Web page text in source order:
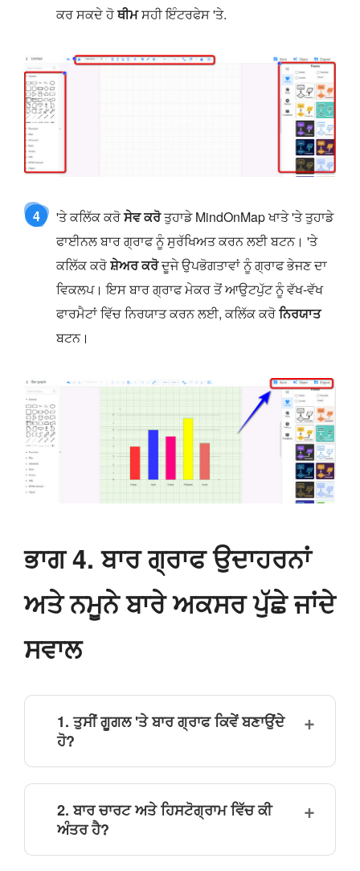
ਕਰ ਸਕਦੇ ਹੋਥੀਮਸਹੀ ਇੰਟਰਫੇਸ 'ਤੇ.
4 'ਤੇ ਕਲਿੱਕ ਕਰੋਸੇਵ ਕਰੋਤੁਹਾਡੇ MindOnMap ਖਾਤੇ 'ਤੇ ਤੁਹਾਡੇ
ਫਾਈਨਲ ਬਾਰ ਗ੍ਰਾਫ ਨੂੰ ਸੁਰੱਖਿਅਤ ਕਰਨ ਲਈ ਬਟਨ। 'ਤੇ
ਕਲਿੱਕ ਕਰੋਸ਼ੇਅਰ ਕਰੋਦੂਜੇ ਉਪਭੋਗਤਾਵਾਂ ਨੂੰ ਗ੍ਰਾਫ ਭੇਜਣ ਦਾ
ਵਿਕਲਪ। ਇਸ ਬਾਰ ਗ੍ਰਾਫ ਮੇਕਰ ਤੋਂ ਆਉਟਪੁੱਟ ਨੂੰ ਵੱਖ-ਵੱਖ
ਫਾਰਮੈਟਾਂ ਵਿੱਚ ਨਿਰਯਾਤ ਕਰਨ ਲਈ, ਕਲਿੱਕ ਕਰੋਨਿਰਯਾਤ
ਬਟਨ।
ਭਾਗ 4. ਬਾਰ ਗ੍ਰਾਫ ਉਦਾਹਰਨਾਂ
ਅਤੇ ਨਮੂਨੇ ਬਾਰੇ ਅਕਸਰ ਪੁੱਛੇ ਜਾਂਦੇ
ਸਵਾਲ
1. ਤੁਸੀਂ ਗੂਗਲ 'ਤੇ ਬਾਰ ਗ੍ਰਾਫ ਕਿਵੇਂ ਬਣਾਉਂਦੇ
ਹੋ?
2. ਬਾਰ ਚਾਰਟ ਅਤੇ ਹਿਸਟੋਗ੍ਰਾਮ ਵਿੱਚ ਕੀ
ਅੰਤਰ ਹੈ?